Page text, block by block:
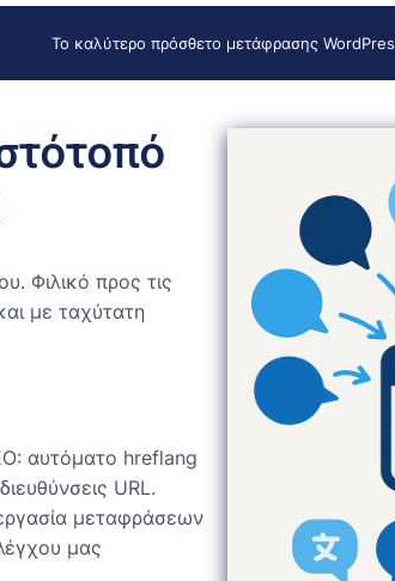
Το καλύτερο πρόσθετο μετάφρασης
Φιλικό προς τις
με ταχύτατη
αυτόματο hreflang
URL.
μεταφράσεων
μας